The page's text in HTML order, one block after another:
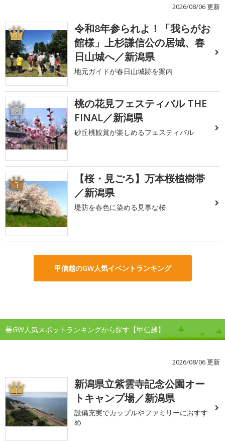
2026/08/06 更新
1
令和8年参られよ！「我らがお
館様」上杉謙信公の居城、春
日山城へ／新潟県
地元ガイドが春日山城跡を案内
2
桃の花見フェスティバル THE
FINAL／新潟県
砂丘桃観賞が楽しめるフェスティバル
3
【桜・見ごろ】万本桜植樹帯
／新潟県
堤防を春色に染める見事な桜
甲信越のGW人気イベントランキング
GW人気スポットランキングから探す【甲信越】
2026/08/06 更新
1
新潟県立紫雲寺記念公園オー
トキャンプ場／新潟県
設備充実でカップルやファミリーにおすす
め